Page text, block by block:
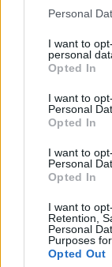
Personal
I want to
personal
Opted In
I want to
Personal
Opted In
I want to
Personal
Opted In
I want to
Retention,
Personal
Purposes
Opted Out
keresik a vevők
eurónál (6,75-
óta éves
magyar határ
20 százalékkal
KEDVES
A keresett
Az előfizetés